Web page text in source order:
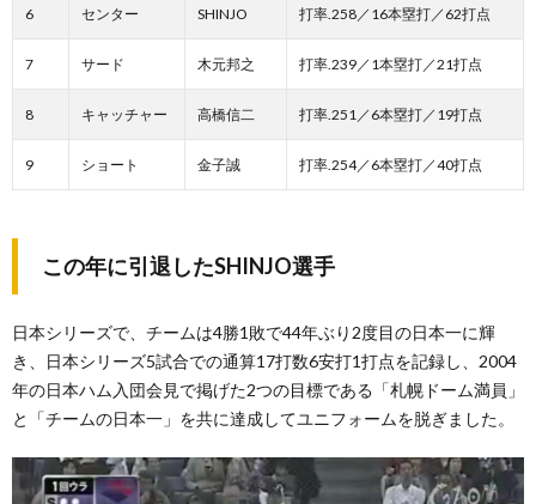
6 センター SHINJO 打率.258／16本塁打／62打点
7 サード 木元邦之 打率.239／1本塁打／21打点
8 キャッチャー 高橋信二 打率.251／6本塁打／19打点
9 ショート 金子誠 打率.254／6本塁打／40打点
この年に引退したSHINJO選手
日本シリーズで、チームは4勝1敗で44年ぶり2度目の日本一に輝
き、日本シリーズ5試合での通算17打数6安打1打点を記録し、2004
年の日本ハム入団会見で掲げた2つの目標である「札幌ドーム満員」
と「チームの日本一」を共に達成してユニフォームを脱ぎました。